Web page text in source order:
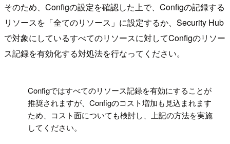
そのため、Configの設定を確認した上で、Configの記録する
リソースを「全てのリソース」に設定するか、Security Hub
で対象にしているすべてのリソースに対してConfigのリソー
ス記録を有効化する対処法を行なってください。
Configではすべてのリソース記録を有効にすることが
推奨されますが、Configのコスト増加も見込まれます
ため、コスト面についても検討し、上記の方法を実施
してください。